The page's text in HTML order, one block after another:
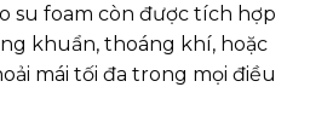
su foam còn được tích hợp
khuẩn, thoáng khí, hoặc
mái tối đa trong mọi điều